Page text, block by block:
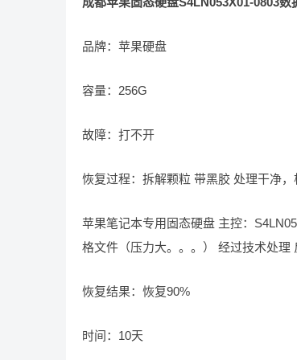
品牌：苹果硬盘
容量：256G
故障：打不开
恢复过程：拆解颗粒 带黑胶 处理干净
苹果笔记本专用固态硬盘 主控：
格文件（压力大。。。） 经过技术处理
恢复结果：恢复90%
时间：10天